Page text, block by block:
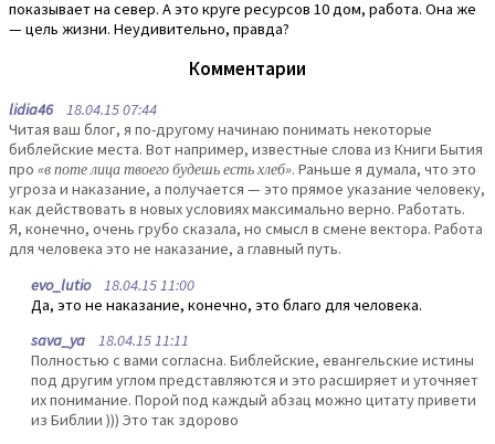
показывает на север. А это круге ресурсов 10 дом, работа. Она же
— цель жизни. Неудивительно, правда?
Комментарии
lidia4618.04.15 07:44
Читая ваш блог, я по-другому начинаю понимать некоторые
библейские места. Вот например, известные слова из Книги Бытия
про «в поте лица твоего будешь есть хлеб». Раньше я думала, что это
угроза и наказание, а получается — это прямое указание человеку,
как действовать в новых условиях максимально верно. Работать.
Я, конечно, очень грубо сказала, но смысл в смене вектора. Работа
для человека это не наказание, а главный путь.
evo_lutio18.04.15 11:00
Да, это не наказание, конечно, это благо для человека.
sava_ya 18.04.15 11:11
Полностью с вами согласна. Библейские, евангельские истины
под другим углом представляются и это расширяет и уточняет
их понимание. Порой под каждый абзац можно цитату привети
из Библии ))) Это так здорово